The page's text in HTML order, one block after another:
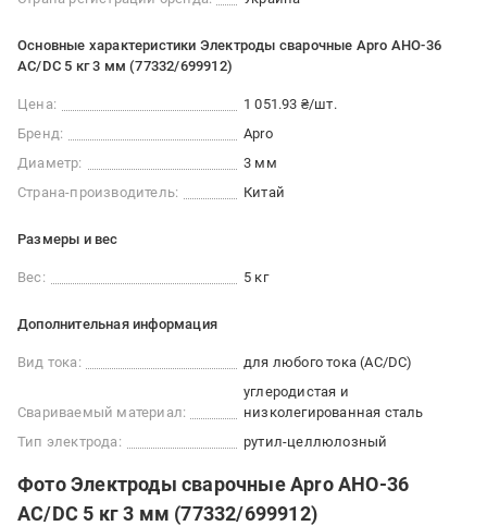
Основные характеристики Электроды сварочные Apro АНО-36
AC/DC 5 кг 3 мм (77332/699912)
Цена:
1 051.93 ₴/шт.
Бренд:
Apro
Диаметр:
3 мм
Страна-производитель:
Китай
Размеры и вес
Вес: 5 кг
Дополнительная информация
Вид тока: для любого тока (AC/DC)
Свариваемый материал:
углеродистая и
низколегированная сталь
Тип электрода:
рутил-целлюлозный
Фото Электроды сварочные Apro АНО-36
AC/DC 5 кг 3 мм (77332/699912)